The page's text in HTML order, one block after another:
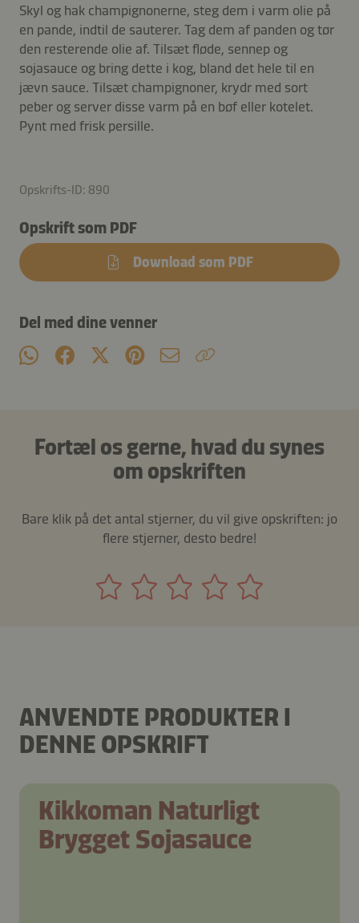
Skyl og hak champignonerne, steg dem i varm olie på
en pande, indtil de sauterer. Tag dem af panden og tør
den resterende olie af. Tilsæt fløde, sennep og
sojasauce og bring dette i kog, bland det hele til en
jævn sauce. Tilsæt champignoner, krydr med sort
peber og server disse varm på en bøf eller kotelet.
Pynt med frisk persille.
Opskrifts-ID: 890
Opskrift som PDF
Download som PDF
Del med dine venner
Fortæl os gerne, hvad du synes
om opskriften
Bare klik på det antal stjerner, du vil give opskriften: jo
flere stjerner, desto bedre!
ANVENDTE PRODUKTER I
DENNE OPSKRIFT
Kikkoman Naturligt
Brygget Sojasauce